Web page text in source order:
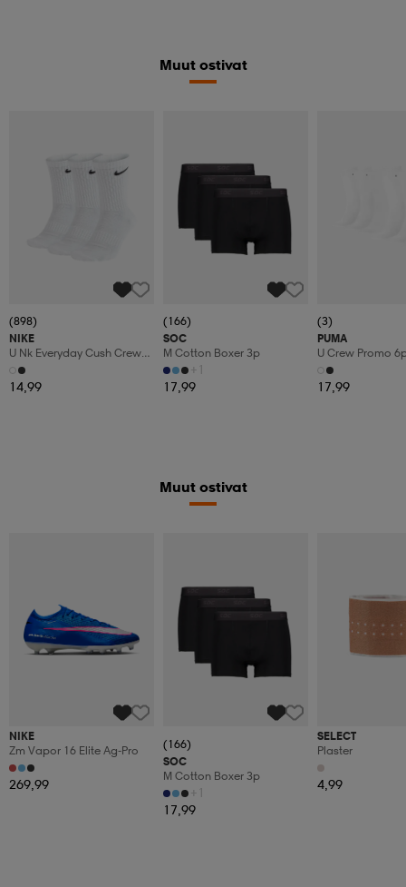
Muut ostivat
(898)
NIKE
U Nk Everyday Cush Crew
3pr
14,99
(166)
SOC
M Cotton Boxer 3p
+1
17,99
(3)
PUMA
U Crew Promo
17,99
Muut ostivat
NIKE
Zm Vapor 16 Elite Ag-Pro
269,99
(166)
SOC
M Cotton Boxer 3p
+1
17,99
SELECT
Plaster
4,99